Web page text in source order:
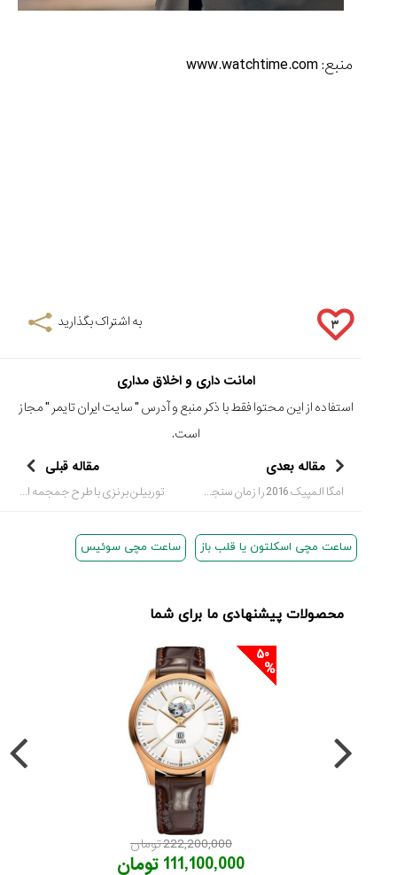
منبع: www.watchtime.com
۳ به اشتراک بگذارید
امانت داری و اخلاق مداری
استفاده از این محتوا فقط با ذکر منبع و آدرس "سایت ایران تایمر" مجاز
است.
مقاله بعدی
امگا المپیک 2016 را زمان سنجی می کند: معرفی ساعت جدید Seamaster Bullhead “Rion 2016”
مقاله قبلی
توربیلن برنزی با طرح جمجمه از کمپانی «بل اند راس Bell & Ross»
ساعت مچی اسکلتون یا قلب باز ساعت مچی سوئیس
محصولات پیشنهادی ما برای شما
50
222,200,000 تومان
111,100,000 تومان